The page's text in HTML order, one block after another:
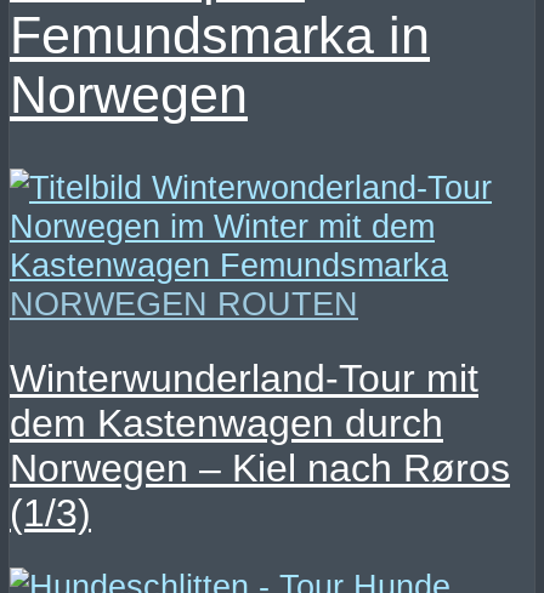
Femundsmarka in
Norwegen
NORWEGEN ROUTEN
Winterwunderland-Tour mit
dem Kastenwagen durch
Norwegen – Kiel nach Røros
(1/3)